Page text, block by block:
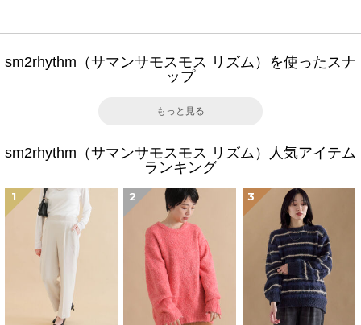
sm2rhythm（サマンサモスモス リズム）を使ったスナ
ップ
もっと見る
sm2rhythm（サマンサモスモス リズム）人気アイテム
ランキング
1 2 3